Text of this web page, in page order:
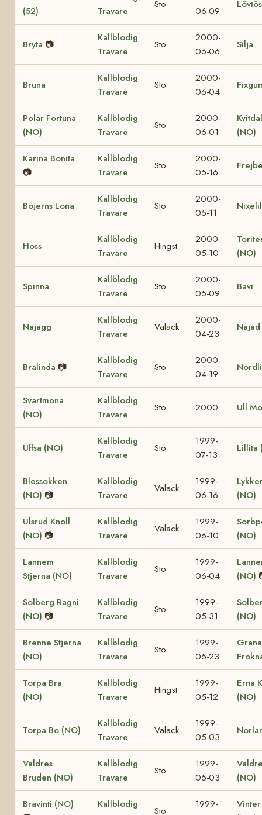
(52)
Travare
Sto
06-09
Bryta 📷
Kallblodig
Travare
Sto
2000-
06-06
Silja
Bruna
Kallblodig
Travare
Sto
2000-
06-04
Polar Fortuna
(NO)
Kallblodig
Travare
Sto
2000-
06-01
(NO)
Karina Bonita
📷
Kallblodig
Travare
Sto
2000-
05-16
Böjerns Lona
Kallblodig
Travare
Sto
2000-
05-11
Hoss
Kallblodig
Travare
Hingst
2000-
05-10
(NO)
Spinna
Kallblodig
Travare
Sto
2000-
05-09
Bavi
Najagg
Kallblodig
Travare
Valack
2000-
04-23
Najad
Bralinda 📷
Kallblodig
Travare
Sto
2000-
04-19
Svartmona
(NO)
Kallblodig
Travare
Sto 2000 Ull
Uffsa (NO)
Kallblodig
Travare
Sto
1999-
07-13
Lillita
Blessokken
(NO) 📷
Kallblodig
Travare
Valack
1999-
06-16
(NO)
Ulsrud Knoll
(NO) 📷
Kallblodig
Travare
Valack
1999-
06-10
(NO)
Lannem
Stjerna (NO)
Kallblodig
Travare
Sto
1999-
06-04
(NO)
Solberg Ragni
(NO) 📷
Kallblodig
Travare
Sto
1999-
05-31
(NO)
Brenne Stjerna
(NO)
Kallblodig
Travare
Sto
1999-
05-23
Torpa Bra
(NO)
Kallblodig
Travare
Hingst
1999-
05-12
Erna
(NO)
Torpa Bo (NO)
Kallblodig
Travare
Valack
1999-
05-03
Valdres
Bruden (NO)
Kallblodig
Travare
Sto
1999-
05-03
(NO)
Bravinti (NO)
Kallblodig
Sto
1999-